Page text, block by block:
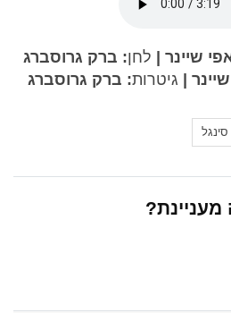
שיינר | לחן: ברק גרוסברג
| גיטרות: ברק גרוסברג
סינגל